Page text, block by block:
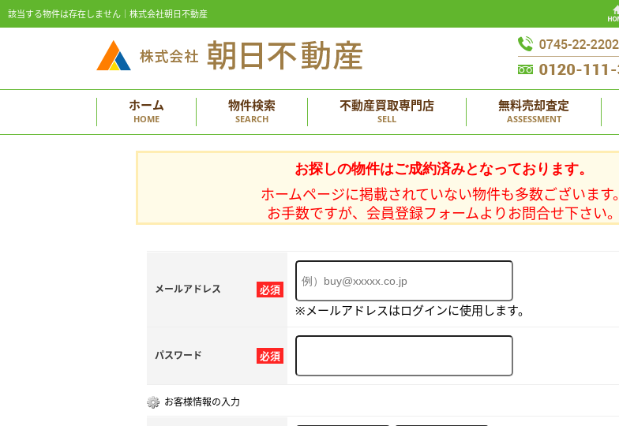
該当する物件は存在しません｜株式会社朝日不動産
ホーム
HOME
物件検索
SEARCH
不動産買取専門店
SELL
無料売却査定
ASSESSMENT
お探しの物件はご成約済みとなっております。
ホームページに掲載されていない物件も多数ございます。
お手数ですが、会員登録フォームよりお問合せ下さい。
必須
メールアドレス
※メールアドレスはログインに使用します。
必須
パスワード
お客様情報の入力